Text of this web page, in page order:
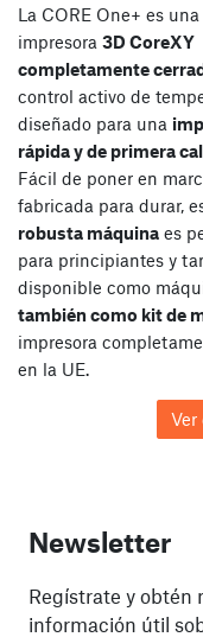
La CORE One+ es una
impresora 3D CoreXY
completamente
control activo de
diseñado para una
rápida y de primera
Fácil de poner en
fabricada para durar,
robusta máquina es
para principiantes y
disponible como
también como kit de
impresora
en la UE.
Ver
Newsletter
Regístrate y obtén
información útil